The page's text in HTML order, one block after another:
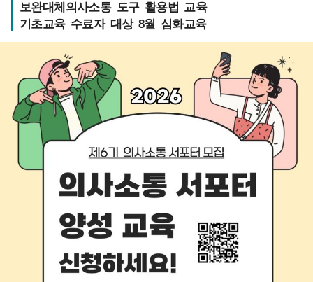
보완대체의사소통 도구 활용법 교육
기초교육 수료자 대상 8월 심화교육